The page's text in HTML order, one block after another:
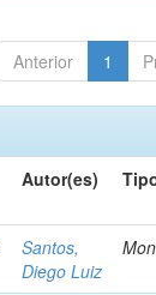
Anterior 1
Autor(es)
Santos,
Diego Luiz